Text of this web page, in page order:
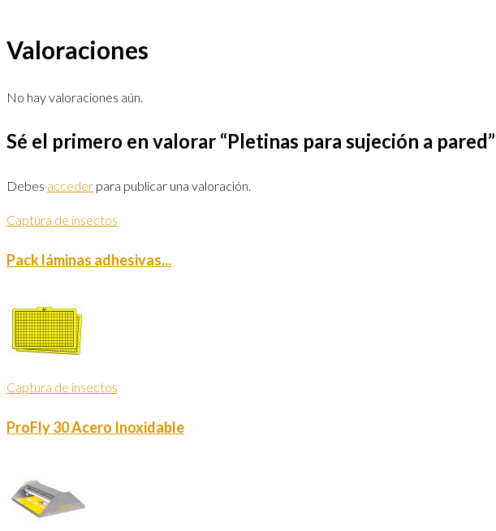
Valoraciones
No hay valoraciones aún.
Sé el primero en valorar “Pletinas para sujeción a pared”
Debes acceder para publicar una valoración.
Captura de insectos
Pack láminas adhesivas...
Captura de insectos
ProFly 30 Acero Inoxidable